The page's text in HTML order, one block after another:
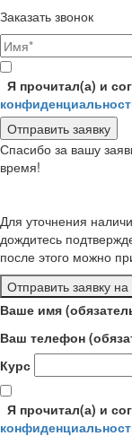
Заказать звонок
Я прочитал(а) и
Спасибо за вашу
время!
Для уточнения
дождитесь
после этого можно
Отправить заявку на
Ваше имя
Ваш телефон
Курс
Я прочитал(а) и